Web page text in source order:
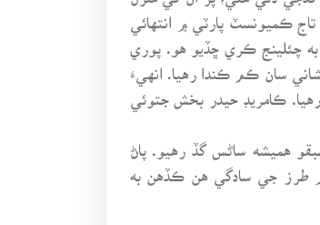
تاج ڪميونسٽ پارٽي ۾ انتهائي
چئلينج ڪري ڇڏيو هو. پوري
پارٽي ۾ وڏي جانفشاني سان ڪم ڪندا رهيا. انهيءَ
ڪامريڊ حيدر بخش جتوئي
هميشه ساڻس گڏ رهيو. پاڻ
طرز جي سادگي هن ڪڏهن به